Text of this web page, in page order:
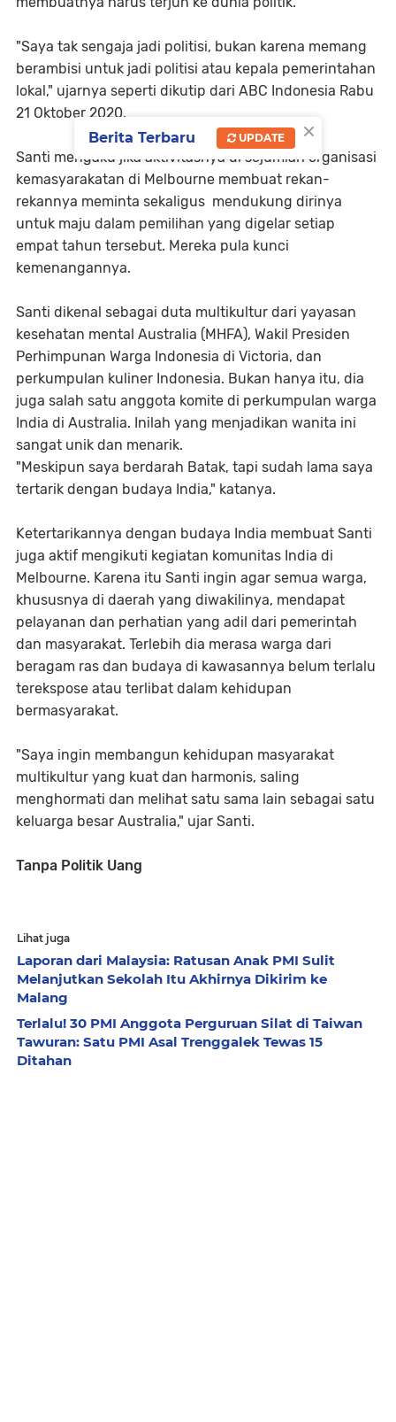
"Saya tak sengaja jadi politisi, bukan karena memang
berambisi untuk jadi politisi atau kepala pemerintahan
lokal," ujarnya seperti dikutip dari ABC Indonesia Rabu
21 Oktober 2020.
Santi mengaku jika aktivitasnya di sejumlah organisasi
kemasyarakatan di Melbourne membuat rekan-
rekannya meminta sekaligus mendukung dirinya
untuk maju dalam pemilihan yang digelar setiap
empat tahun tersebut. Mereka pula kunci
kemenangannya.
Santi dikenal sebagai duta multikultur dari yayasan
kesehatan mental Australia (MHFA), Wakil Presiden
Perhimpunan Warga Indonesia di Victoria, dan
perkumpulan kuliner Indonesia. Bukan hanya itu, dia
juga salah satu anggota komite di perkumpulan warga
India di Australia. Inilah yang menjadikan wanita ini
sangat unik dan menarik.
"Meskipun saya berdarah Batak, tapi sudah lama saya
tertarik dengan budaya India," katanya.
Ketertarikannya dengan budaya India membuat Santi
juga aktif mengikuti kegiatan komunitas India di
Melbourne. Karena itu Santi ingin agar semua warga,
khususnya di daerah yang diwakilinya, mendapat
pelayanan dan perhatian yang adil dari pemerintah
dan masyarakat. Terlebih dia merasa warga dari
beragam ras dan budaya di kawasannya belum terlalu
terekspose atau terlibat dalam kehidupan
bermasyarakat.
"Saya ingin membangun kehidupan masyarakat
multikultur yang kuat dan harmonis, saling
menghormati dan melihat satu sama lain sebagai satu
keluarga besar Australia," ujar Santi.
Tanpa Politik Uang
Lihat juga
Laporan dari Malaysia: Ratusan Anak PMI Sulit
Melanjutkan Sekolah Itu Akhirnya Dikirim ke
Malang
Terlalu! 30 PMI Anggota Perguruan Silat di Taiwan
Tawuran: Satu PMI Asal Trenggalek Tewas 15
Ditahan
×
Berita Terbaru UPDATE